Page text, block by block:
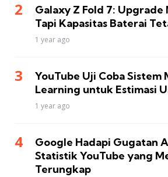
Galaxy Z Fold 7: Upgrade
Tapi Kapasitas Baterai
1 year ago
YouTube Uji Coba Sistem
Learning untuk Estimasi
1 year ago
Google Hadapi Gugatan
Statistik YouTube yang
Terungkap